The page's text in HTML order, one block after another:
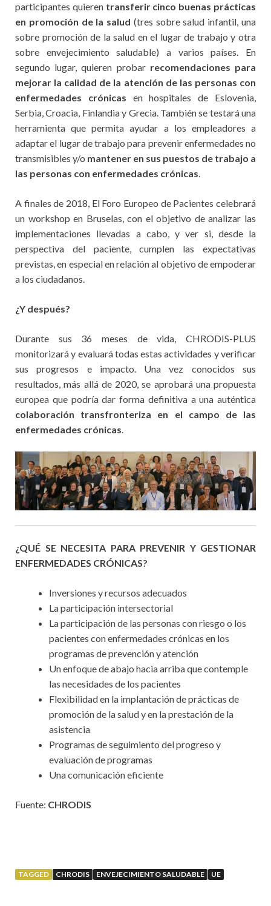
participantes quieren transferir cinco buenas prácticas
en promoción de la salud (tres sobre salud infantil, una
sobre promoción de la salud en el lugar de trabajo y otra
sobre envejecimiento saludable) a varios países. En
segundo lugar, quieren probar recomendaciones para
mejorar la calidad de la atención de las personas con
enfermedades crónicas en hospitales de Eslovenia,
Serbia, Croacia, Finlandia y Grecia. También se testará una
herramienta que permita ayudar a los empleadores a
adaptar el lugar de trabajo para prevenir enfermedades no
transmisibles y/o mantener en sus puestos de trabajo a
las personas con enfermedades crónicas.
A finales de 2018, El Foro Europeo de Pacientes celebrará
un workshop en Bruselas, con el objetivo de analizar las
implementaciones llevadas a cabo, y ver si, desde la
perspectiva del paciente, cumplen las expectativas
previstas, en especial en relación al objetivo de empoderar
a los ciudadanos.
¿Y después?
Durante sus 36 meses de vida, CHRODIS-PLUS
monitorizará y evaluará todas estas actividades y verificar
sus progresos e impacto. Una vez conocidos sus
resultados, más allá de 2020, se aprobará una propuesta
europea que podría dar forma definitiva a una auténtica
colaboración transfronteriza en el campo de las
enfermedades crónicas.
¿QUÉ SE NECESITA PARA PREVENIR Y GESTIONAR
ENFERMEDADES CRÓNICAS?
Inversiones y recursos adecuados
La participación intersectorial
La participación de las personas con riesgo o los
pacientes con enfermedades crónicas en los
programas de prevención y atención
Un enfoque de abajo hacia arriba que contemple
las necesidades de los pacientes
Flexibilidad en la implantación de prácticas de
promoción de la salud y en la prestación de la
asistencia
Programas de seguimiento del progreso y
evaluación de programas
Una comunicación eficiente
Fuente: CHRODIS
TAGGED CHRODIS ENVEJECIMIENTO SALUDABLE UE